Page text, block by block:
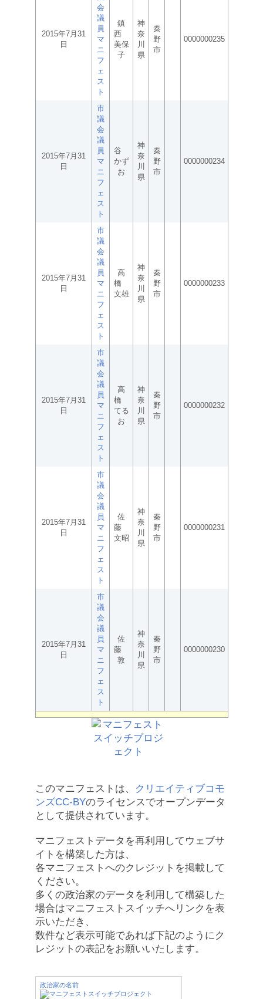
2015年7月31
日
会
議
員
マ
ニ
フ
ェ
ス
ト
鎮
西
美保
子
神
奈
川
県
秦
野
市
0000000235
2015年7月31
日
市
議
会
議
員
マ
ニ
フ
ェ
ス
ト
谷
かず
お
神
奈
川
県
秦
野
市
0000000234
2015年7月31
日
市
議
会
議
員
マ
ニ
フ
ェ
ス
ト
高
橋
文雄
神
奈
川
県
秦
野
市
0000000233
2015年7月31
日
市
議
会
議
員
マ
ニ
フ
ェ
ス
ト
高
橋
てる
お
神
奈
川
県
秦
野
市
0000000232
2015年7月31
日
市
議
会
議
員
マ
ニ
フ
ェ
ス
ト
佐
藤
文昭
神
奈
川
県
秦
野
市
0000000231
2015年7月31
日
市
議
会
議
員
マ
ニ
フ
ェ
ス
ト
佐
藤
敦
神
奈
川
県
秦
野
市
0000000230
このマニフェストは、
クリエイティブコモ
ンズCC-BYのライセンスでオープンデータ
として提供されています。
マニフェストデータを再利用してウェブサ
イトを構築した方は、
各マニフェストへのクレジットを掲載して
ください。
多くの政治家のデータを利用して構築した
場合はマニフェストスイッチへリンクを表
示いただき、
数件など表示可能であれば下記のようにク
レジットの表記をお願いいたします。
政治家の名前